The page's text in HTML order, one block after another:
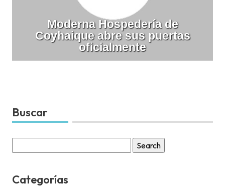
Moderna Hospedería de
Coyhaique abre sus puertas
oficialmente
Buscar
for:
Categorías